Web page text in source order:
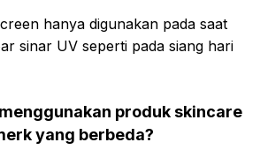
hanya digunakan pada saat
sinar UV seperti pada siang hari
produk skincare
yang berbeda?